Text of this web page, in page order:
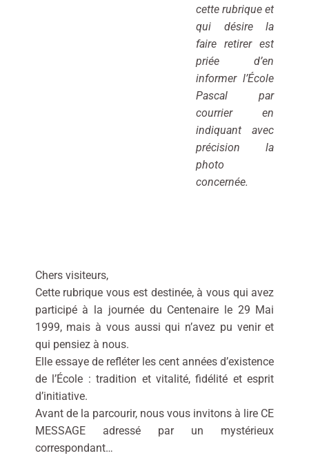
cette rubrique et
qui désire la
faire retirer est
priée d’en
informer l’École
Pascal par
courrier en
indiquant avec
précision la
photo
concernée.
Chers visiteurs,
Cette rubrique vous est destinée, à vous qui avez
participé à la journée du Centenaire le 29 Mai
1999, mais à vous aussi qui n’avez pu venir et
qui pensiez à nous.
Elle essaye de refléter les cent années d’existence
de l’École : tradition et vitalité, fidélité et esprit
d’initiative.
Avant de la parcourir, nous vous invitons à lire CE
MESSAGE adressé par un mystérieux
correspondant…